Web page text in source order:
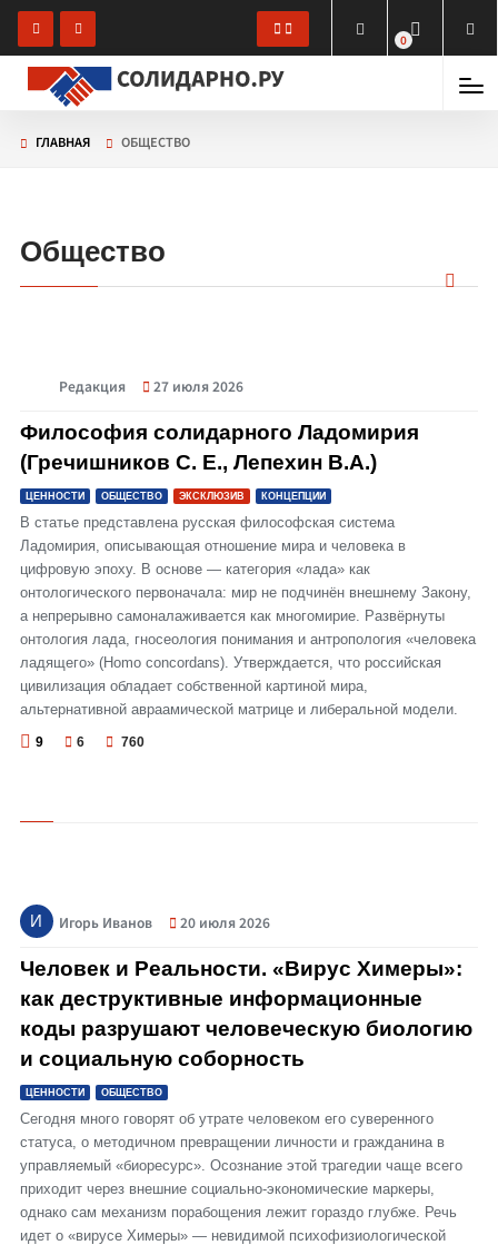
0
ГЛАВНАЯ ОБЩЕСТВО
Общество
Редакция 27 июля 2026
Философия солидарного Ладомирия
(Гречишников С. Е., Лепехин В.А.)
ЦЕННОСТИ ОБЩЕСТВО ЭКСКЛЮЗИВ КОНЦЕПЦИИ
В статье представлена русская философская система
Ладомирия, описывающая отношение мира и человека в
цифровую эпоху. В основе — категория «лада» как
онтологического первоначала: мир не подчинён внешнему Закону,
а непрерывно самоналаживается как многомирие. Развёрнуты
онтология лада, гносеология понимания и антропология «человека
ладящего» (Homo concordans). Утверждается, что российская
цивилизация обладает собственной картиной мира,
альтернативной авраамической матрице и либеральной модели.
9 6 760
© Человек и Реальности. «Вирус Химеры»: как деструктивные
информационные коды разрушают человеческую биологию и социальную
соборность
И Игорь Иванов 20 июля 2026
Человек и Реальности. «Вирус Химеры»:
как деструктивные информационные
коды разрушают человеческую биологию
и социальную соборность
ЦЕННОСТИ ОБЩЕСТВО
Сегодня много говорят об утрате человеком его суверенного
статуса, о методичном превращении личности и гражданина в
управляемый «биоресурс». Осознание этой трагедии чаще всего
приходит через внешние социально-экономические маркеры,
однако сам механизм порабощения лежит гораздо глубже. Речь
идет о «вирусе Химеры» — невидимой психофизиологической